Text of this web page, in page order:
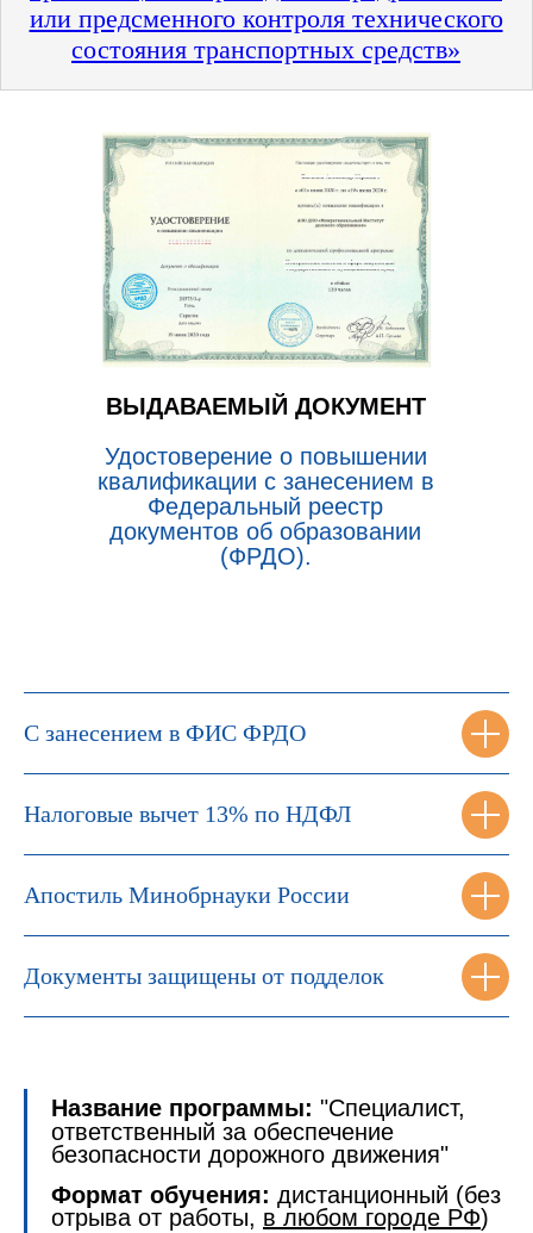
или предсменного контроля технического
состояния транспортных средств»
ВЫДАВАЕМЫЙ ДОКУМЕНТ
Удостоверение о повышении
квалификации с занесением в
Федеральный реестр
документов об образовании
(ФРДО).
С занесением в ФИС ФРДО
Налоговые вычет 13% по НДФЛ
Апостиль Минобрнауки России
Документы защищены от подделок
Название программы: "Специалист,
ответственный за обеспечение
безопасности дорожного движения"
Формат обучения: дистанционный (без
отрыва от работы, в любом городе РФ)